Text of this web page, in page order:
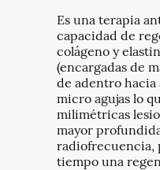
Es una terapia
capacidad de
colágeno y
(encargadas de
de adentro hacia
micro agujas lo
milimétricas
mayor
radiofrecuencia,
tiempo una